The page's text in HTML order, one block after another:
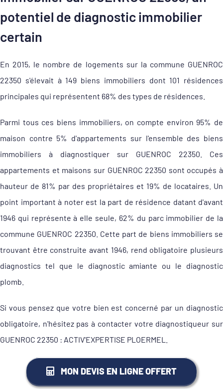
potentiel de diagnostic immobilier
certain
En 2015, le nombre de logements sur la commune GUENROC
22350 s'élevait à 149 biens immobiliers dont 101 résidences
principales qui représentent 68% des types de résidences.
Parmi tous ces biens immobiliers, on compte environ 95% de
maison contre 5% d'appartements sur l'ensemble des biens
immobiliers à diagnostiquer sur GUENROC 22350. Ces
appartements et maisons sur GUENROC 22350 sont occupés à
hauteur de 81% par des propriétaires et 19% de locataires. Un
point important à noter est la part de résidence datant d'avant
1946 qui représente à elle seule, 62% du parc immobilier de la
commune GUENROC 22350. Cette part de biens immobiliers se
trouvant être construite avant 1946, rend obligatoire plusieurs
diagnostics tel que le diagnostic amiante ou le diagnostic
plomb.
Si vous pensez que votre bien est concerné par un diagnostic
obligatoire, n'hésitez pas à contacter votre diagnostiqueur sur
GUENROC 22350 : ACTIV'EXPERTISE PLOERMEL.
MON DEVIS EN LIGNE OFFERT